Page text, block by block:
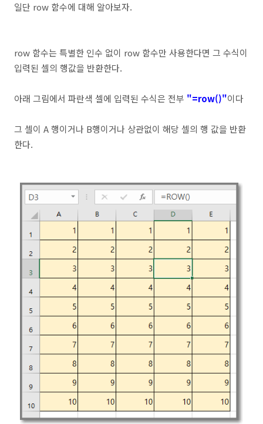
일단 row 함수에 대해 알아보자.
row 함수는 특별한 인수 없이 row 함수만 사용한다면 그 수식이
입력된 셀의 행값을 반환한다.
아래 그림에서 파란색 셀에 입력된 수식은 전부 "=row()"이다
그 셀이 A 행이거나 B행이거나 상관없이 해당 셀의 행 값을 반환
한다.